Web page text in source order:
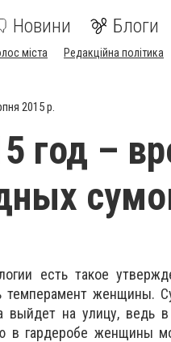
Новини Блоги
міста Редакційна політика
2015 р.
год –
есть такое
темперамент женщины.
выйдет на улицу, ведь в
в гардеробе женщины